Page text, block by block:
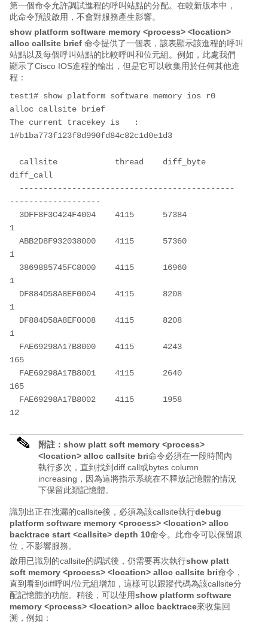
第一個命令允許調試進程的呼叫站點的分配。在較新版本中，
此命令預設啟用，不會對服務產生影響。
show platform software memory <process> <location>
alloc callsite brief 命令提供了一個表，該表顯示該進程的呼叫
站點以及每個呼叫站點的比較呼叫和位元組。例如，此處我們
顯示了Cisco IOS進程的輸出，但是它可以收集用於任何其他進
程：
test1# show platform software memory ios r0
alloc callsite brief
The current tracekey is   :
1#b1ba773f123f8d990fd84c82c1d0e1d3
diff_call
-------------------
1
1
1
1
1
165
165
附註： show platt soft memory <process>
<location> alloc callsite bri命令必須在一段時間內
執行多次，直到找到diff call或bytes column
increasing，因為這將指示系統在不釋放記憶體的情況
下保留此類記憶體。
識別出正在洩漏的callsite後，必須為該callsite執行debug
platform software memory <process> <location> alloc
backtrace start <callsite> depth 10命令。此命令可以保留原
位，不影響服務。
啟用已識別的callsite的調試後，仍需要再次執行show platt
soft memory <process> <location> alloc callsite bri命令，
直到看到diff呼叫/位元組增加，這樣可以跟蹤代碼為該callsite分
配記憶體的功能。稍後，可以使用show platform software
memory <process> <location> alloc backtrace來收集回
溯，例如：